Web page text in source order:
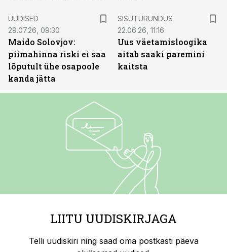
UUDISED
29.07.26, 09:30
Maido Solovjov:
piimahinna riski ei saa
lõputult ühe osapoole
kanda jätta
SISUTURUNDUS
22.06.26, 11:16
Uus väetamisloogika
aitab saaki paremini
kaitsta
LIITU UUDISKIRJAGA
Telli uudiskiri ning saad oma postkasti päeva